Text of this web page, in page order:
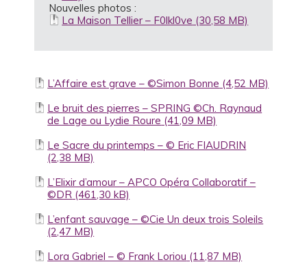
Nouvelles photos :
La Maison Tellier – F0lkl0ve
L’Affaire est grave – ©Simon Bonne
Le bruit des pierres – SPRING ©Ch. Raynaud
de Lage ou Lydie Roure
Le Sacre du printemps – © Eric FIAUDRIN
L’Elixir d’amour – APCO Opéra Collaboratif –
©DR
L’enfant sauvage – ©Cie Un deux trois Soleils
Lora Gabriel – © Frank Loriou